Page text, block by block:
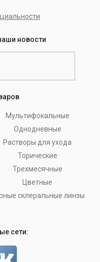
новости
Мультифокальные
Однодневные
Растворы для ухода
Торические
Трехмесячные
Цветные
склеральные линзы
сети: